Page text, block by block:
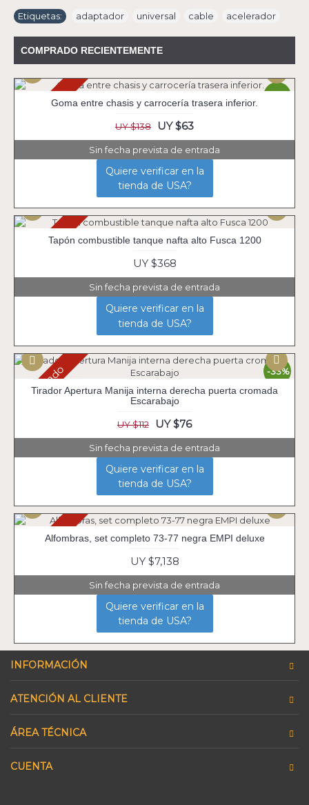
Etiquetas: adaptador universal cable acelerador
COMPRADO RECIENTEMENTE
Agotado
Goma entre chasis y carrocería trasera inferior.
UY $138 UY $63
Sin fecha prevista de entrada
Quiere verificar en la
tienda de USA?
Agotado
Tapón combustible tanque nafta alto Fusca 1200
UY $368
Sin fecha prevista de entrada
Quiere verificar en la
tienda de USA?
-33%
Agotado
Tirador Apertura Manija interna derecha puerta cromada
Escarabajo
UY $112 UY $76
Sin fecha prevista de entrada
Quiere verificar en la
tienda de USA?
Agotado
Alfombras, set completo 73-77 negra EMPI deluxe
UY $7,138
Sin fecha prevista de entrada
Quiere verificar en la
tienda de USA?
INFORMACIÓN
ATENCIÓN AL CLIENTE
ÁREA TÉCNICA
CUENTA